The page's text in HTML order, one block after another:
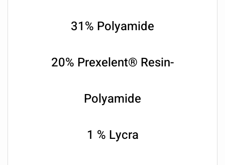
31% Polyamide
20% Prexelent® Resin-
Polyamide
1 % Lycra